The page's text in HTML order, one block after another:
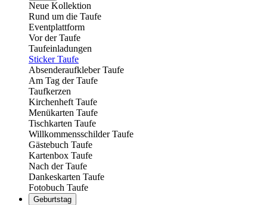
Neue Kollektion
Rund um die Taufe
Eventplattform
Vor der Taufe
Taufeinladungen
Sticker Taufe
Absenderaufkleber Taufe
Am Tag der Taufe
Taufkerzen
Kirchenheft Taufe
Menükarten Taufe
Tischkarten Taufe
Willkommensschilder Taufe
Gästebuch Taufe
Kartenbox Taufe
Nach der Taufe
Dankeskarten Taufe
Fotobuch Taufe
Geburtstag